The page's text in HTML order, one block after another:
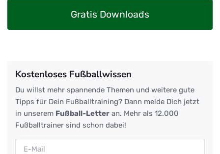
Gratis Downloads
Kostenloses Fußballwissen
Du willst mehr spannende Themen und weitere gute
Tipps für Dein Fußballtraining? Dann melde Dich jetzt
in unserem Fußball-Letter an. Mehr als 12.000
Fußballtrainer sind schon dabei!